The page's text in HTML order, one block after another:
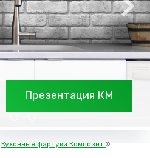
Презентация КМ
Кухонные фартуки Композит »